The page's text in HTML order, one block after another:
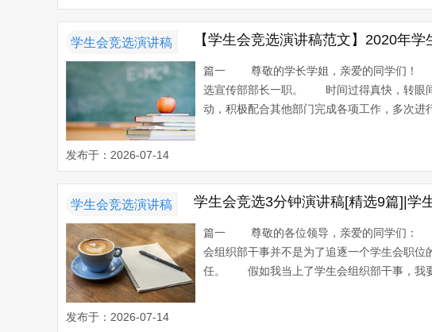
学生会竞选演讲稿 【学生会竞选演讲稿范文】2020年学
篇一 尊敬的学长学姐，亲爱的同学们！ 大
选宣传部部长一职。 时间过得真快，转眼间
动，积极配合其他部门完成各项工作，多次进
发布于：2026-07-14
学生会竞选演讲稿 学生会竞选3分钟演讲稿[精选9篇]|学
篇一 尊敬的各位领导，亲爱的同学们： 大
会组织部干事并不是为了追逐一个学生会职
任。 假如我当上了学生会组织部干事，我要
发布于：2026-07-14